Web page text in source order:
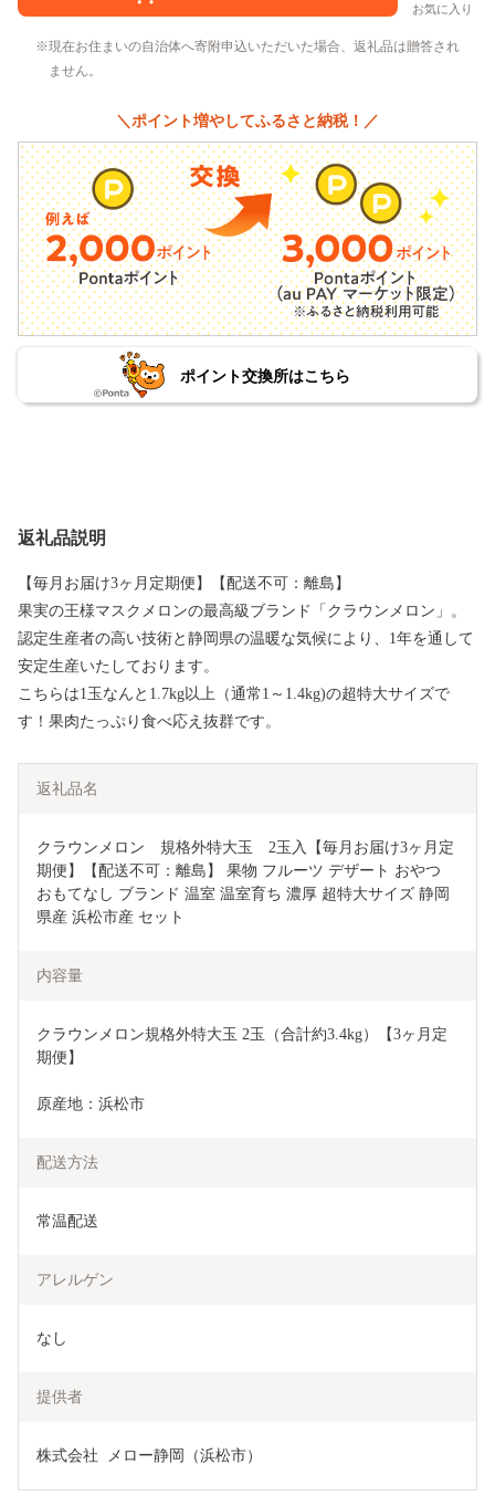
お気に入り
現在お住まいの自治体へ寄附申込いただいた場合、返礼品は贈答され
ません。
＼ポイント増やしてふるさと納税！／
ポイント交換所はこちら
返礼品説明
【毎月お届け3ヶ月定期便】【配送不可：離島】
果実の王様マスクメロンの最高級ブランド「クラウンメロン」。
認定生産者の高い技術と静岡県の温暖な気候により、1年を通して
安定生産いたしております。
こちらは1玉なんと1.7kg以上（通常1～1.4kg)の超特大サイズで
す！果肉たっぷり食べ応え抜群です。
返礼品名
クラウンメロン　規格外特大玉　2玉入【毎月お届け3ヶ月定
期便】【配送不可：離島】 果物 フルーツ デザート おやつ
おもてなし ブランド 温室 温室育ち 濃厚 超特大サイズ 静岡
県産 浜松市産 セット
内容量
クラウンメロン規格外特大玉 2玉（合計約3.4kg）【3ヶ月定
期便】
原産地：浜松市
配送方法
常温配送
アレルゲン
なし
提供者
株式会社  メロー静岡（浜松市）